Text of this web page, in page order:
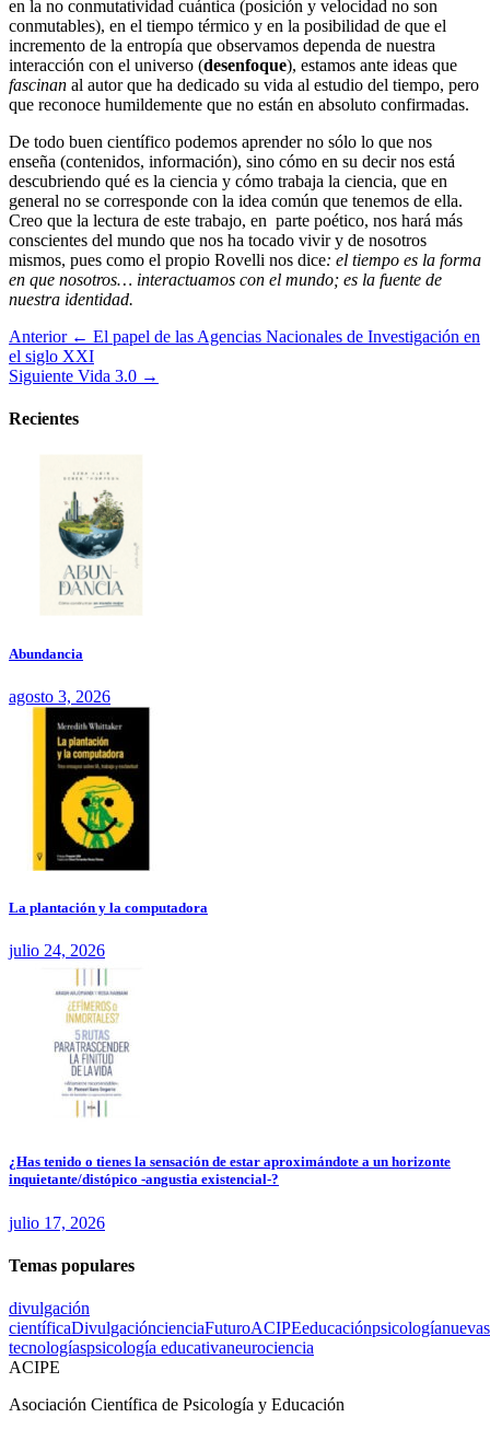
en la no conmutatividad cuántica (posición y velocidad no son
conmutables), en el tiempo térmico y en la posibilidad de que el
incremento de la entropía que observamos dependa de nuestra
interacción con el universo (desenfoque), estamos ante ideas que
fascinan al autor que ha dedicado su vida al estudio del tiempo, pero
que reconoce humildemente que no están en absoluto confirmadas.
De todo buen científico podemos aprender no sólo lo que nos
enseña (contenidos, información), sino cómo en su decir nos está
descubriendo qué es la ciencia y cómo trabaja la ciencia, que en
general no se corresponde con la idea común que tenemos de ella.
Creo que la lectura de este trabajo, en parte poético, nos hará más
conscientes del mundo que nos ha tocado vivir y de nosotros
mismos, pues como el propio Rovelli nos dice: el tiempo es la forma
en que nosotros… interactuamos con el mundo; es la fuente de
nuestra identidad.
Anterior ← El papel de las Agencias Nacionales de Investigación en
el siglo XXI
Siguiente Vida 3.0 →
Recientes
Abundancia
agosto 3, 2026
La plantación y la computadora
julio 24, 2026
¿Has tenido o tienes la sensación de estar aproximándote a un horizonte
inquietante/distópico -angustia existencial-?
julio 17, 2026
Temas populares
divulgación
científicaDivulgacióncienciaFuturoACIPEeducaciónpsicologíanuevas
tecnologíaspsicología educativaneurociencia
ACIPE
Asociación Científica de Psicología y Educación